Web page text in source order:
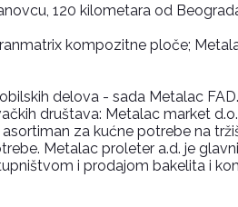
120 kilometara od
kompozitne ploče;
delova - sada Metalac FAD.
društava: Metalac market
za kućne potrebe na
Metalac proleter a.d. je
i prodajom bakelita i